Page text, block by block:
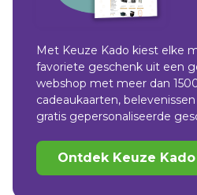
Met Keuze Kado kiest elke
favoriete geschenk uit een
webshop met meer dan
cadeaukaarten,
gratis gepersonaliseerde
Ontdek Keuze Kado